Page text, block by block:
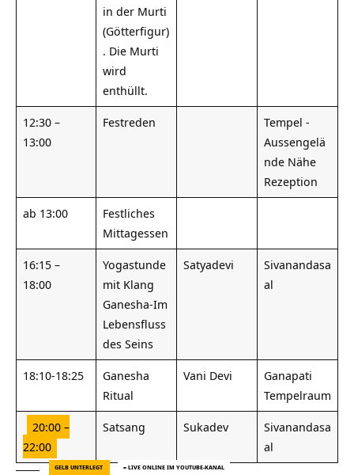
in der Murti
(Götterfigur)
. Die Murti
wird
enthüllt.
12:30 –
13:00
Festreden
Tempel -
Aussengelä
nde Nähe
Rezeption
ab 13:00
Festliches
Mittagessen
16:15 –
18:00
Yogastunde
mit Klang
Ganesha-Im
Lebensfluss
des Seins
Satyadevi
Sivanandasa
al
18:10-18:25
Ganesha
Ritual
Vani Devi
Ganapati
Tempelraum
20:00 –
22:00
Satsang Sukadev
Sivanandasa
al
GELB UNTERLEGT = LIVE ONLINE IM YOUTUBE-KANAL